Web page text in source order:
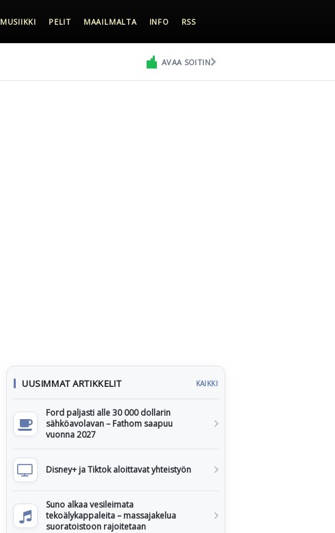
MUSIIKKI PELIT MAAILMALTA INFO RSS
AVAA SOITIN
UUSIMMAT ARTIKKELIT KAIKKI
Ford paljasti alle 30 000 dollarin
sähköavolavan – Fathom saapuu
vuonna 2027
Disney+ ja Tiktok aloittavat yhteistyön
Suno alkaa vesileimata
tekoälykappaleita – massajakelua
suoratoistoon rajoitetaan